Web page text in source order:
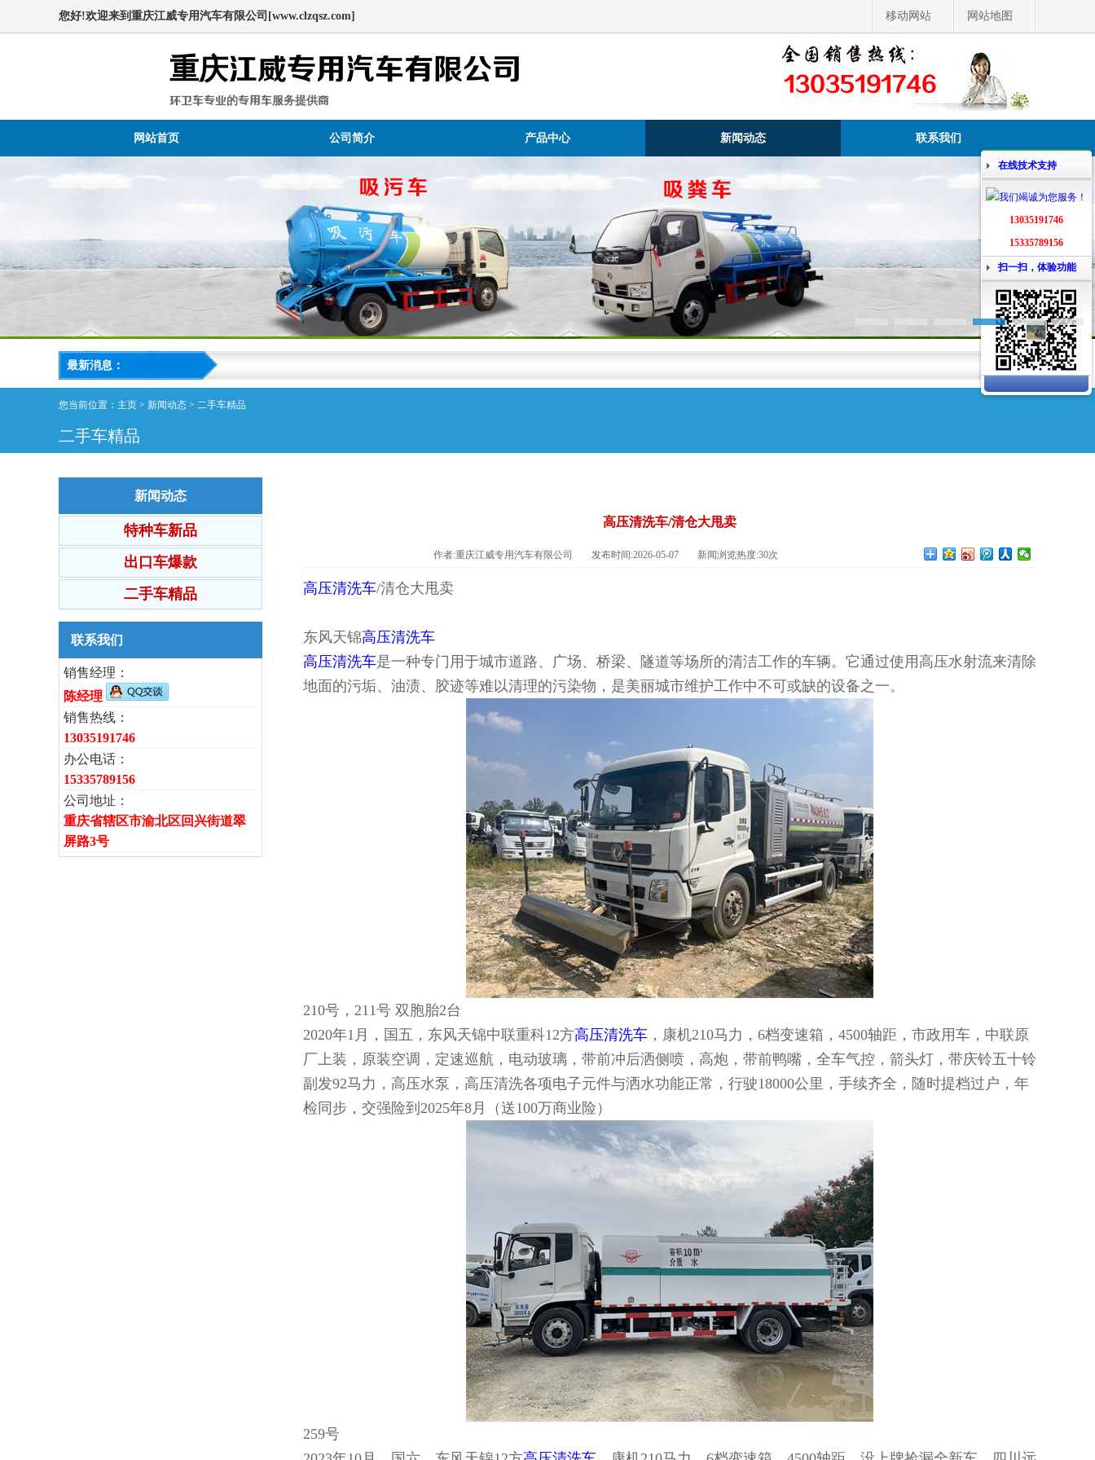
移动网站 网站地图
您好!欢迎来到重庆江威专用汽车有限公司[www.clzqsz.com]
重庆江威专用汽车有限公司
环卫车专业的专用车服务提供商
13035191746
网站首页 公司简介 产品中心 新闻动态 联系我们
最新消息：
您当前位置： 主页 > 新闻动态 > 二手车精品
二手车精品
新闻动态
特种车新品
出口车爆款
二手车精品
联系我们
销售经理：
陈经理
销售热线：
13035191746
办公电话：
15335789156
公司地址：
重庆省辖区市渝北区回兴街道翠
屏路3号
高压清洗车/清仓大甩卖
作者:重庆江威专用汽车有限公司 发布时间:2026-05-07 新闻浏览热度:30次
高压清洗车/清仓大甩卖
东风天锦高压清洗车
高压清洗车是一种专门用于城市道路、广场、桥梁、隧道等场所的清洁工作的车辆。它通过使用高压水射流来清除
地面的污垢、油渍、胶迹等难以清理的污染物，是美丽城市维护工作中不可或缺的设备之一。
210号，211号 双胞胎2台
2020年1月，国五，东风天锦中联重科12方高压清洗车 ，康机210马力，6档变速箱，4500轴距，市政用车，中联原
厂上装，原装空调，定速巡航，电动玻璃，带前冲后洒侧喷，高炮，带前鸭嘴，全车气控，箭头灯，带庆铃五十铃
副发92马力，高压水泵，高压清洗各项电子元件与洒水功能正常，行驶18000公里，手续齐全，随时提档过户，年
检同步，交强险到2025年8月（送100万商业险）
259号
在线技术支持
13035191746
15335789156
扫一扫，体验功能